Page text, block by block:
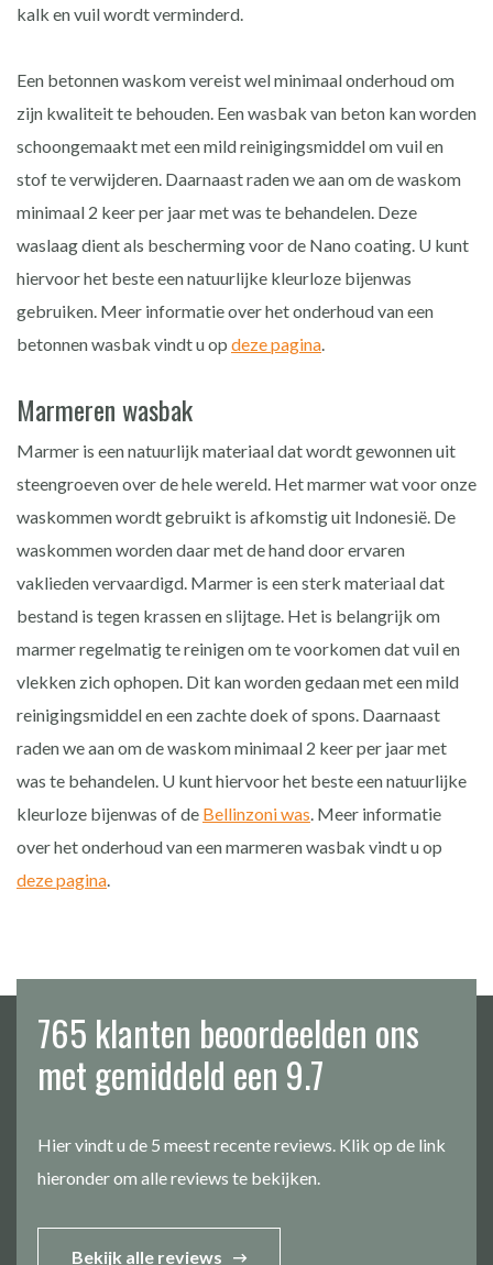
kalk en vuil wordt verminderd.
Een betonnen waskom vereist wel minimaal onderhoud om
zijn kwaliteit te behouden. Een wasbak van beton kan worden
schoongemaakt met een mild reinigingsmiddel om vuil en
stof te verwijderen. Daarnaast raden we aan om de waskom
minimaal 2 keer per jaar met was te behandelen. Deze
waslaag dient als bescherming voor de Nano coating. U kunt
hiervoor het beste een natuurlijke kleurloze bijenwas
gebruiken. Meer informatie over het onderhoud van een
betonnen wasbak vindt u op deze pagina.
Marmeren wasbak
Marmer is een natuurlijk materiaal dat wordt gewonnen uit
steengroeven over de hele wereld. Het marmer wat voor onze
waskommen wordt gebruikt is afkomstig uit Indonesië. De
waskommen worden daar met de hand door ervaren
vaklieden vervaardigd. Marmer is een sterk materiaal dat
bestand is tegen krassen en slijtage. Het is belangrijk om
marmer regelmatig te reinigen om te voorkomen dat vuil en
vlekken zich ophopen. Dit kan worden gedaan met een mild
reinigingsmiddel en een zachte doek of spons. Daarnaast
raden we aan om de waskom minimaal 2 keer per jaar met
was te behandelen. U kunt hiervoor het beste een natuurlijke
kleurloze bijenwas of de Bellinzoni was. Meer informatie
over het onderhoud van een marmeren wasbak vindt u op
deze pagina.
765 klanten beoordeelden ons
met gemiddeld een 9.7
Hier vindt u de 5 meest recente reviews. Klik op de link
hieronder om alle reviews te bekijken.
Bekijk alle reviews